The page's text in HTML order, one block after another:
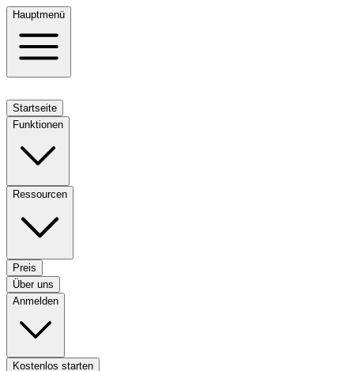
Hauptmenü
Startseite
Funktionen
Ressourcen
Preis
Über uns
Anmelden
Kostenlos starten